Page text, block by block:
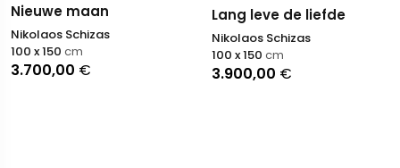
Nieuwe maan
Nikolaos Schizas
3.700,00 €
100 x 150 cm
Lang leve de liefde
Nikolaos Schizas
3.900,00 €
100 x 150 cm